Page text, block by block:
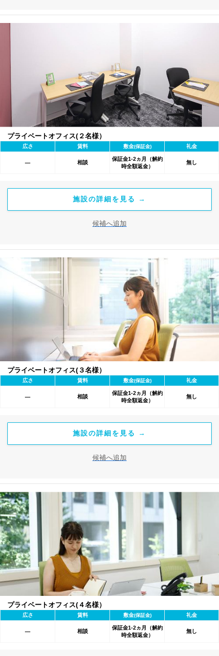
プライベートオフィス(２名様）
広さ 賃料 敷金(保証金) 礼金
― 相談
保証金1-2ヵ月（解約
時全額返金）
無し
施設の詳細を見る →
候補へ追加
プライベートオフィス(３名様）
広さ 賃料 敷金(保証金) 礼金
― 相談
保証金1-2ヵ月（解約
時全額返金）
無し
施設の詳細を見る →
候補へ追加
プライベートオフィス(４名様）
広さ 賃料 敷金(保証金) 礼金
― 相談
保証金1-2ヵ月（解約
時全額返金）
無し